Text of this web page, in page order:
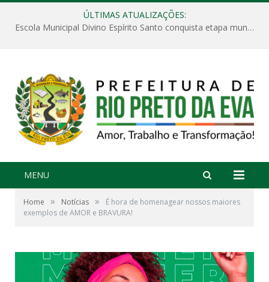
ÚLTIMAS ATUALIZAÇÕES:
Escola Municipal Divino Espírito Santo conquista etapa municipal da V Feira Amazonense de Matemática
MENU
Home » Notícias »
É hora de homenagear nossos maiores
exemplos de AMOR e BRAVURA!